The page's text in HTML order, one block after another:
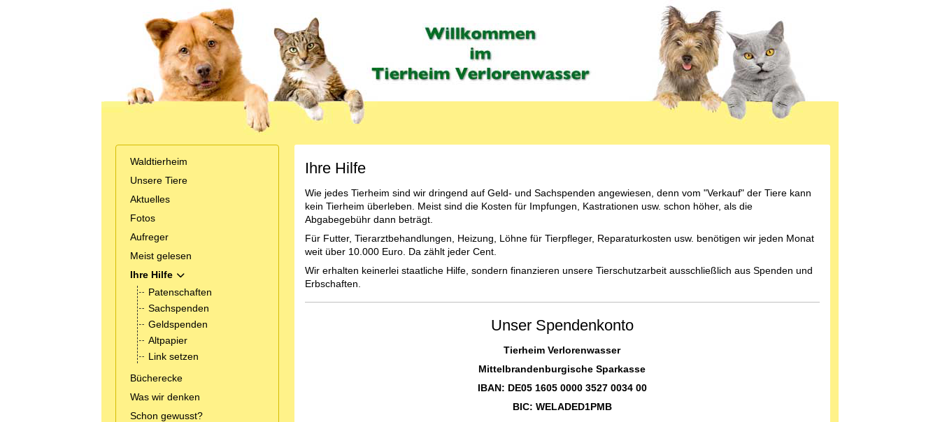
Waldtierheim
Unsere Tiere
Aktuelles
Fotos
Aufreger
Meist gelesen
Ihre Hilfe
MOD_MENU_TOGGLE_SUBMENU_LABEL
Patenschaften
Sachspenden
Geldspenden
Altpapier
Link setzen
Bücherecke
Was wir denken
Schon gewusst?
Ihre Hilfe
Wie jedes Tierheim sind wir dringend auf Geld- und Sachspenden angewiesen, denn vom "Verkauf" der Tiere kann
kein Tierheim überleben. Meist sind die Kosten für Impfungen, Kastrationen usw. schon höher, als die
Abgabegebühr dann beträgt.
Für Futter, Tierarztbehandlungen, Heizung, Löhne für Tierpfleger, Reparaturkosten usw. benötigen wir jeden Monat
weit über 10.000 Euro. Da zählt jeder Cent.
Wir erhalten keinerlei staatliche Hilfe, sondern finanzieren unsere Tierschutzarbeit ausschließlich aus Spenden und
Erbschaften.
Unser Spendenkonto
Tierheim Verlorenwasser
Mittelbrandenburgische Sparkasse
IBAN: DE05 1605 0000 3527 0034 00
BIC: WELADED1PMB